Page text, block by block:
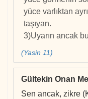
yüce varlıktan
taşıyan.
3)Uyarın ancak
(Yasin 11)
Gültekin Onan
Sen ancak, zikre